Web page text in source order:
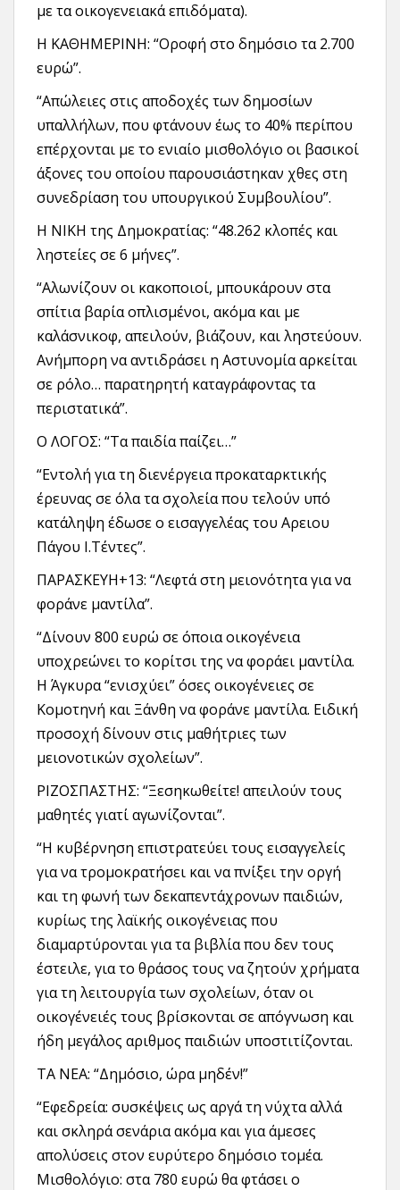
με τα οικογενειακά επιδόματα).
Η ΚΑΘΗΜΕΡΙΝΗ: “Οροφή στο δημόσιο τα 2.700
ευρώ”.
“Απώλειες στις αποδοχές των δημοσίων
υπαλλήλων, που φτάνουν έως το 40% περίπου
επέρχονται με το ενιαίο μισθολόγιο οι βασικοί
άξονες του οποίου παρουσιάστηκαν χθες στη
συνεδρίαση του υπουργικού Συμβουλίου”.
Η ΝΙΚΗ της Δημοκρατίας: “48.262 κλοπές και
ληστείες σε 6 μήνες”.
“Αλωνίζουν οι κακοποιοί, μπουκάρουν στα
σπίτια βαρία οπλισμένοι, ακόμα και με
καλάσνικοφ, απειλούν, βιάζουν, και ληστεύουν.
Ανήμπορη να αντιδράσει η Αστυνομία αρκείται
σε ρόλο… παρατηρητή καταγράφοντας τα
περιστατικά”.
Ο ΛΟΓΟΣ: “Τα παιδία παίζει…”
“Εντολή για τη διενέργεια προκαταρκτικής
έρευνας σε όλα τα σχολεία που τελούν υπό
κατάληψη έδωσε ο εισαγγελέας του Αρειου
Πάγου Ι.Τέντες”.
ΠΑΡΑΣΚΕΥΗ+13: “Λεφτά στη μειονότητα για να
φοράνε μαντίλα”.
“Δίνουν 800 ευρώ σε όποια οικογένεια
υποχρεώνει το κορίτσι της να φοράει μαντίλα.
Η Άγκυρα “ενισχύει” όσες οικογένειες σε
Κομοτηνή και Ξάνθη να φοράνε μαντίλα. Ειδική
προσοχή δίνουν στις μαθήτριες των
μειονοτικών σχολείων”.
ΡΙΖΟΣΠΑΣΤΗΣ: “Ξεσηκωθείτε! απειλούν τους
μαθητές γιατί αγωνίζονται”.
“Η κυβέρνηση επιστρατεύει τους εισαγγελείς
για να τρομοκρατήσει και να πνίξει την οργή
και τη φωνή των δεκαπεντάχρονων παιδιών,
κυρίως της λαϊκής οικογένειας που
διαμαρτύρονται για τα βιβλία που δεν τους
έστειλε, για το θράσος τους να ζητούν χρήματα
για τη λειτουργία των σχολείων, όταν οι
οικογένειές τους βρίσκονται σε απόγνωση και
ήδη μεγάλος αριθμος παιδιών υποστιτίζονται.
ΤΑ ΝΕΑ: “Δημόσιο, ώρα μηδέν!”
“Εφεδρεία: συσκέψεις ως αργά τη νύχτα αλλά
και σκληρά σενάρια ακόμα και για άμεσες
απολύσεις στον ευρύτερο δημόσιο τομέα.
Μισθολόγιο: στα 780 ευρώ θα φτάσει ο